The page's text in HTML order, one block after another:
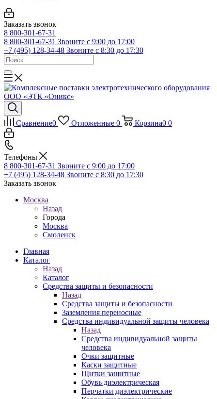
Заказать звонок
8 800-301-67-31
8 800-301-67-31 Звоните с 9:00 до 17:00
+7 (495) 128-34-48 Звоните с 8:30 до 17:30
Сравнение0 Отложенные 0 Корзина0 0
Телефоны
8 800-301-67-31 Звоните с 9:00 до 17:00
+7 (495) 128-34-48 Звоните с 8:30 до 17:30
Заказать звонок
Москва
Назад
Города
Москва
Смоленск
Главная
Каталог
Назад
Каталог
Средства защиты и безопасности
Назад
Средства защиты и безопасности
Заземления переносные
Средства индивидуальной защиты человека
Назад
Средства индивидуальной защиты
человека
Очки защитные
Каски защитные
Щитки защитные
Обувь диэлектрическая
Перчатки диэлектрические